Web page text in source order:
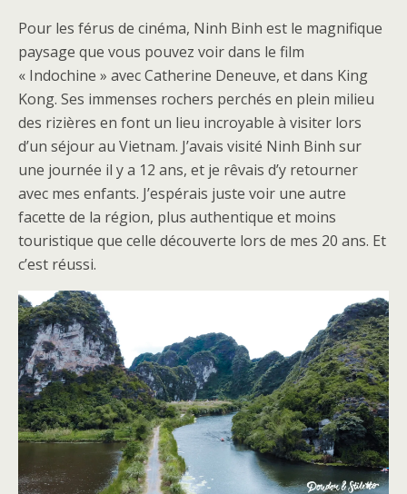
Pour les férus de cinéma, Ninh Binh est le magnifique
paysage que vous pouvez voir dans le film
« Indochine » avec Catherine Deneuve, et dans King
Kong. Ses immenses rochers perchés en plein milieu
des rizières en font un lieu incroyable à visiter lors
d’un séjour au Vietnam. J’avais visité Ninh Binh sur
une journée il y a 12 ans, et je rêvais d’y retourner
avec mes enfants. J’espérais juste voir une autre
facette de la région, plus authentique et moins
touristique que celle découverte lors de mes 20 ans. Et
c’est réussi.